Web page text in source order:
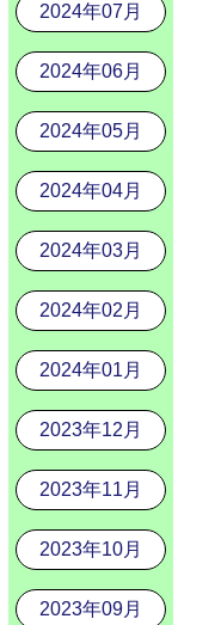
2024年07月
2024年06月
2024年05月
2024年04月
2024年03月
2024年02月
2024年01月
2023年12月
2023年11月
2023年10月
2023年09月